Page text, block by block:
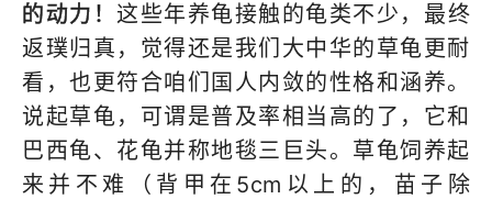
的动力！ 这些年养龟接触的龟类不少，最终
返璞归真，觉得还是我们大中华的草龟更耐
看，也更符合咱们国人内敛的性格和涵养。
说起草龟，可谓是普及率相当高的了，它和
巴西龟、花龟并称地毯三巨头。草龟饲养起
来并不难（背甲在5cm以上的，苗子除